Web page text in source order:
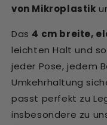
von Mikroplastik
Das 4 cm breite,
leichten Halt und
jeder Pose, jedem
Umkehrhaltung
passt perfekt zu
insbesondere zu